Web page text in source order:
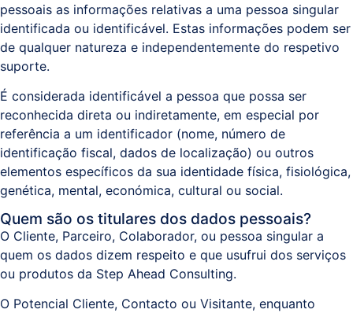
pessoais as informações relativas a uma pessoa singular
identificada ou identificável. Estas informações podem ser
de qualquer natureza e independentemente do respetivo
suporte.
É considerada identificável a pessoa que possa ser
reconhecida direta ou indiretamente, em especial por
referência a um identificador (nome, número de
identificação fiscal, dados de localização) ou outros
elementos específicos da sua identidade física, fisiológica,
genética, mental, económica, cultural ou social.
Quem são os titulares dos dados pessoais?
O Cliente, Parceiro, Colaborador, ou pessoa singular a
quem os dados dizem respeito e que usufrui dos serviços
ou produtos da Step Ahead Consulting.
O Potencial Cliente, Contacto ou Visitante, enquanto